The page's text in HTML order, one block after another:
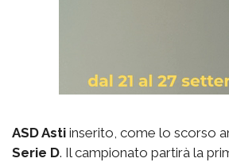
ASD Asti inserito, come lo scorso
Serie D. Il campionato partirà la